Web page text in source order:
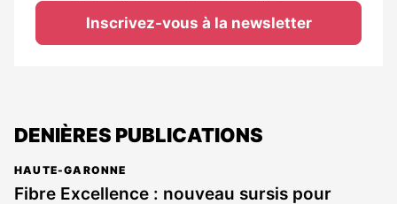
Inscrivez-vous à la newsletter
DENIÈRES PUBLICATIONS
HAUTE-GARONNE
Fibre Excellence : nouveau sursis pour